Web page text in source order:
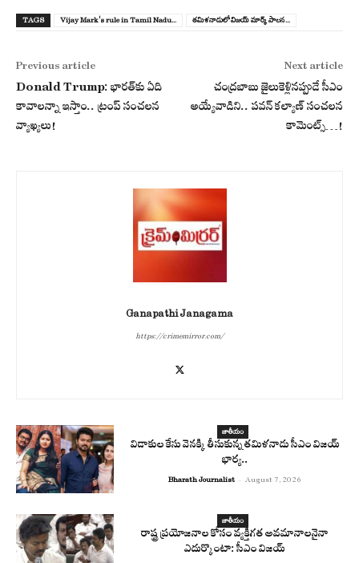
TAGS Vijay Mark's rule in Tamil Nadu... త‌మిళనాడులో విజయ్ మార్క్ పాలన...
Previous article
Donald Trump: భారత్‌కు ఏది
కావాలన్నా ఇస్తాం.. ట్రంప్ సంచలన
వ్యాఖ్యలు!
Next article
చంద్రబాబు జైలుకెళ్లినప్పుడే సీఎం
అయ్యేవాడిని.. పవన్‌ కల్యాణ్‌ సంచలన
కామెంట్స్‌…!
Ganapathi Janagama
https://crimemirror.com/
జాతీయం
విడాకుల కేసు వెనక్కి తీసుకున్న తమిళనాడు సీఎం విజయ్
భార్య..
Bharath Journalist - August 7, 2026
జాతీయం
రాష్ట్ర ప్రయోజనాల కోసం వ్యక్తిగత అవమానాలనైనా
ఎదుర్కొంటా: సీఎం విజయ్